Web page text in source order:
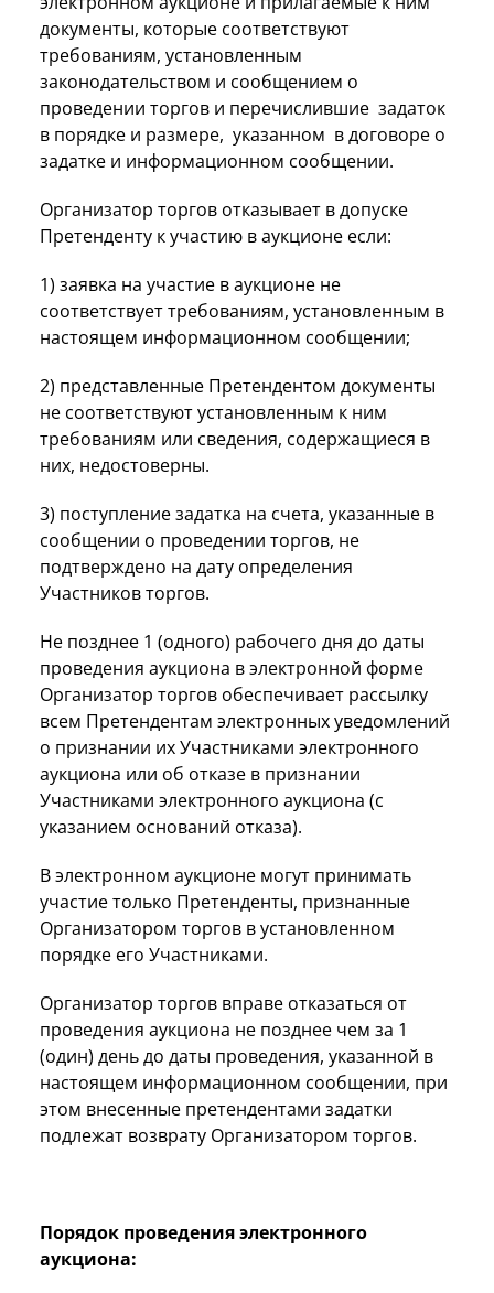
документы, которые соответствуют
требованиям, установленным
законодательством и сообщением о
проведении торгов и перечислившие задаток
в порядке и размере, указанном в договоре о
задатке и информационном сообщении.
Организатор торгов отказывает в допуске
Претенденту к участию в аукционе если:
1) заявка на участие в аукционе не
соответствует требованиям, установленным в
настоящем информационном сообщении;
2) представленные Претендентом документы
не соответствуют установленным к ним
требованиям или сведения, содержащиеся в
них, недостоверны.
3) поступление задатка на счета, указанные в
сообщении о проведении торгов, не
подтверждено на дату определения
Участников торгов.
Не позднее 1 (одного) рабочего дня до даты
проведения аукциона в электронной форме
Организатор торгов обеспечивает рассылку
всем Претендентам электронных уведомлений
о признании их Участниками электронного
аукциона или об отказе в признании
Участниками электронного аукциона (с
указанием оснований отказа).
В электронном аукционе могут принимать
участие только Претенденты, признанные
Организатором торгов в установленном
порядке его Участниками.
Организатор торгов вправе отказаться от
проведения аукциона не позднее чем за 1
(один) день до даты проведения, указанной в
настоящем информационном сообщении, при
этом внесенные претендентами задатки
подлежат возврату Организатором торгов.
Порядок проведения электронного
аукциона: